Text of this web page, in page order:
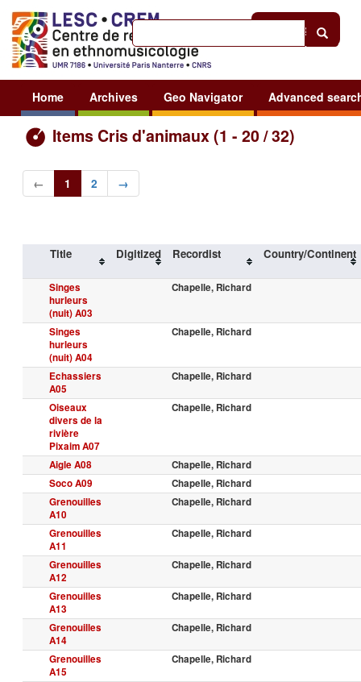
Sign in
Home Archives Geo Navigator Advanced
Items Cris d'animaux (1 - 20 / 32)
← 1 2 →
Title Digitized Recordist Country/Continent
Singes
hurleurs
(nuit) A03
Chapelle, Richard
Singes
hurleurs
(nuit) A04
Chapelle, Richard
Echassiers
A05
Chapelle, Richard
Oiseaux
divers de la
rivière
Pixaim A07
Chapelle, Richard
Aigle A08
Chapelle, Richard
Soco A09
Chapelle, Richard
Grenouilles
A10
Chapelle, Richard
Grenouilles
A11
Chapelle, Richard
Grenouilles
A12
Chapelle, Richard
Grenouilles
A13
Chapelle, Richard
Grenouilles
A14
Chapelle, Richard
Grenouilles
A15
Chapelle, Richard